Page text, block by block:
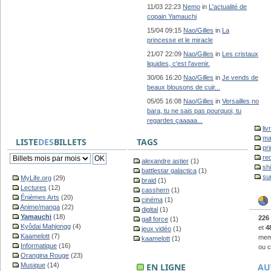
11/03 22:23 Nemo in L'actualité de
copain Yamauchi
15/04 09:15 Nao/Gilles in La
princesse et le miracle
21/07 22:09 Nao/Gilles in Les cristaux
liquides, c'est l'avenir.
30/06 16:20 Nao/Gilles in Je vends de
beaux blousons de cuir...
05/05 16:08 Nao/Gilles in Versailles no
bara, tu ne sais pas pourquoi, tu
regardes çaaaaa...
LISTEDESBILLETS
MyLife.org (29)
Lectures (12)
Énièmes Arts (20)
Anime/manga (22)
Yamauchi (18)
Kyôdai Mahjongg (4)
Kaamelott (7)
Informatique (16)
Orangina Rouge (23)
Musique (14)
TAGS
alexandre astier (1)
battlestar galactica (1)
braid (1)
casshern (1)
cinéma (1)
digital (1)
gall force (1)
jeux vidéo (1)
kaamelott (1)
226
et
ou
EN LIGNE